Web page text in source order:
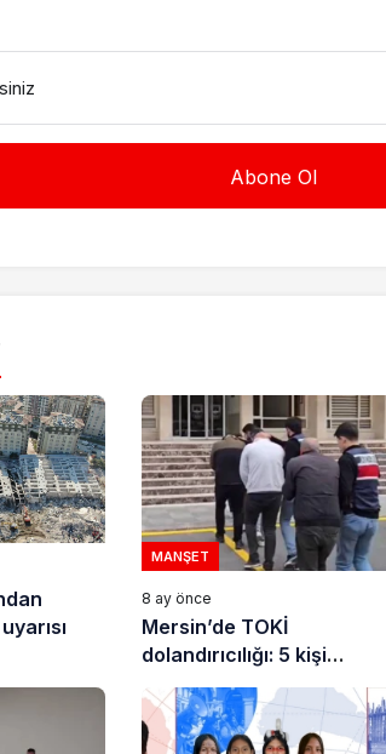
MANŞET
8 ay önce
Mersin’de TOKİ
dolandırıcılığı: 5 kişi
tutuklandı